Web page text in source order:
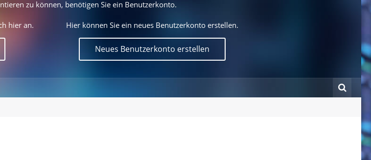
zu können, benötigen Sie ein Benutzerkonto.
hier an. Hier können Sie ein neues Benutzerkonto erstellen.
Neues Benutzerkonto erstellen